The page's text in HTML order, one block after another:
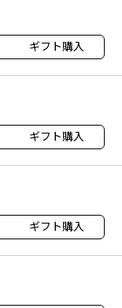
ギフト購入
ギフト購入
ギフト購入